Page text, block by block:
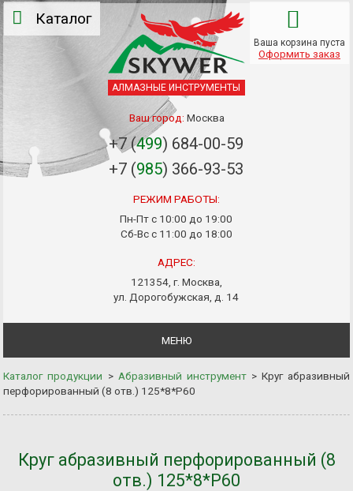
АЛМАЗНЫЕ ИНСТРУМЕНТЫ
Ваш город: Москва
+7 (499) 684-00-59
+7 (985) 366-93-53
РЕЖИМ РАБОТЫ:
Пн-Пт с 10:00 до 19:00
Сб-Вс с 11:00 до 18:00
АДРЕС:
121354, г. Москва,
ул. Дорогобужская, д. 14
Ваша корзина пуста
Оформить заказ
МЕНЮ
Каталог продукции > Абразивный инструмент> Круг абразивный
перфорированный (8 отв.) 125*8*P60
Круг абразивный перфорированный (8
отв.) 125*8*P60
Каталог